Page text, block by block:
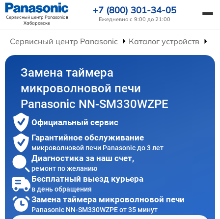
Сервисный центр Panasonicв
Хабаровске
+7 (800) 301-34-05
Ежедневно с 9:00 до 21:00
Сервисный центр Panasonic Каталог устройств
Замена таймера
микроволновой печи
Panasonic NN-SM330WZPE
Официальный сервис
Гарантийное обслуживание
микроволновой печи Panasonic до 3 лет
Диагностика за наш счет,
ремонт по желанию
Бесплатный выезд курьера
в день обращения
Замена таймера микроволновой печи
Panasonic NN-SM330WZPE от 35 минут